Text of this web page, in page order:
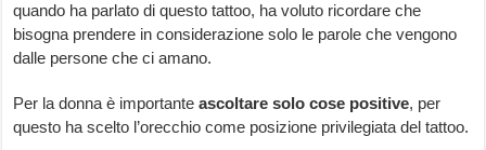
quando ha parlato di questo tattoo, ha voluto ricordare che
bisogna prendere in considerazione solo le parole che vengono
dalle persone che ci amano.
Per la donna è importanteascoltare solo cose positive, per
questo ha scelto l’orecchio come posizione privilegiata del tattoo.